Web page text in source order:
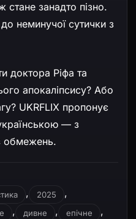
стане занадто пізно.
неминучої сутички з
доктора Ріфа та
апокаліпсису? Або
UKRFLIX пропонує
— з
обмежень.
, 2025 ,
, дивне , епічне ,